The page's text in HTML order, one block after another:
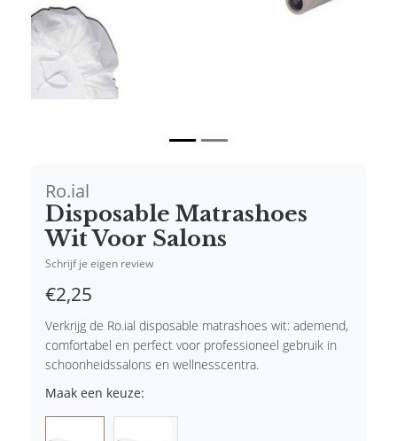
Ro.ial
Disposable Matrashoes
Wit Voor Salons
Schrijf je eigen review
€2,25
Verkrijg de Ro.ial disposable matrashoes wit: ademend,
comfortabel en perfect voor professioneel gebruik in
schoonheidssalons en wellnesscentra.
Maak een keuze: